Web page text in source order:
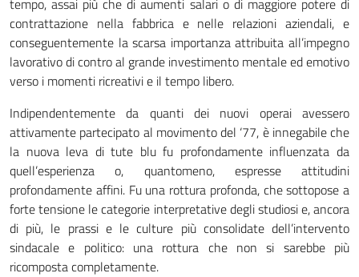
tempo, assai più che di aumenti salari o di maggiore potere di
contrattazione nella fabbrica e nelle relazioni aziendali, e
conseguentemente la scarsa importanza attribuita all’impegno
lavorativo di contro al grande investimento mentale ed emotivo
verso i momenti ricreativi e il tempo libero.
Indipendentemente da quanti dei nuovi operai avessero
attivamente partecipato al movimento del ‘77, è innegabile che
la nuova leva di tute blu fu profondamente influenzata da
quell’esperienza o, quantomeno, espresse attitudini
profondamente affini. Fu una rottura profonda, che sottopose a
forte tensione le categorie interpretative degli studiosi e, ancora
di più, le prassi e le culture più consolidate dell’intervento
sindacale e politico: una rottura che non si sarebbe più
ricomposta completamente.